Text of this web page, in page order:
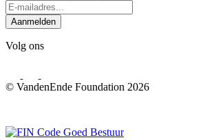
Aanmelden
Volg ons
© VandenEnde Foundation 2026